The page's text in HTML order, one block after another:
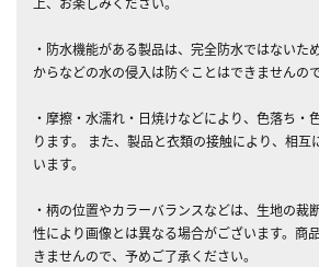
・防水機能がある製品は、完全防水ではないた
からなどの水の侵入は防ぐことはできませんの
・摩擦・水濡れ・日焼けなどにより、色落ち・
ります。 また、製品と衣類の接触により、相互
います。
・柄の位置やカラーバランスなどは、生地の裁
性により画像とは異なる場合がございます。商
きませんので、予めご了承ください。